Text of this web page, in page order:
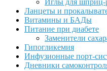
Иглы для шприц-
Ланцеты и
Витамины и БАДы
Питание при диабете
Заменители
Гипогликемия
Инфузионные порт-
Дневники